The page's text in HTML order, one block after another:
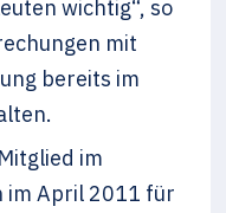
wichtig“, so
mit
bereits im
im
im April 2011 für